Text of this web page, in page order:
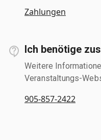
Zahlungen
Ich benötige
Weitere
Veranstaltungs-
905-857-2422